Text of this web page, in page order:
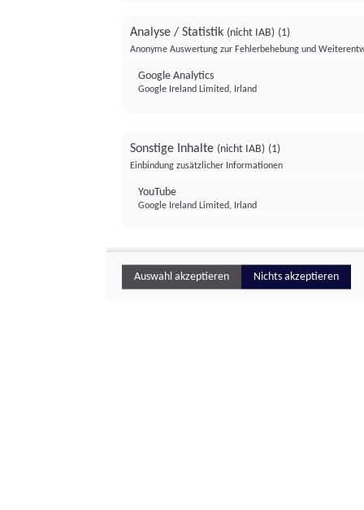
Analyse / Statistik (nicht IAB) (1)
Anonyme Auswertung zur Fehlerbehebung und
Google Analytics
Google Ireland Limited, Irland
Sonstige Inhalte (nicht IAB) (1)
Einbindung zusätzlicher Informationen
YouTube
Google Ireland Limited, Irland
Auswahl akzeptieren Nichts akzeptieren